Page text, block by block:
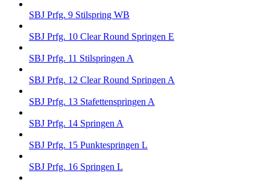
SBJ Prfg. 9 Stilspring WB
SBJ Prfg. 10 Clear Round Springen E
SBJ Prfg. 11 Stilspringen A
SBJ Prfg. 12 Clear Round Springen A
SBJ Prfg. 13 Stafettenspringen A
SBJ Prfg. 14 Springen A
SBJ Prfg. 15 Punktespringen L
SBJ Prfg. 16 Springen L